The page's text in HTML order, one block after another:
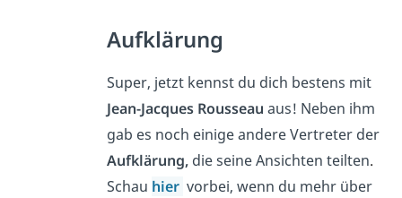
Aufklärung
Super, jetzt kennst du dich bestens mit
Jean-Jacques Rousseau aus! Neben ihm
gab es noch einige andere Vertreter der
Aufklärung, die seine Ansichten teilten.
Schau hier vorbei, wenn du mehr über